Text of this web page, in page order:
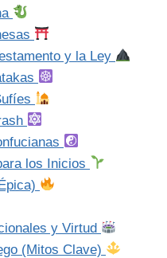
y la Ley
los Inicios
y Virtud
(Mitos Clave)